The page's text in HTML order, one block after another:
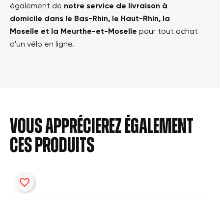
également de notre service de livraison à
domicile dans le Bas-Rhin, le Haut-Rhin, la
Moselle et la Meurthe-et-Moselle pour tout achat
d'un vélo en ligne.
Vous apprécierez également
ces produits
favorite_border